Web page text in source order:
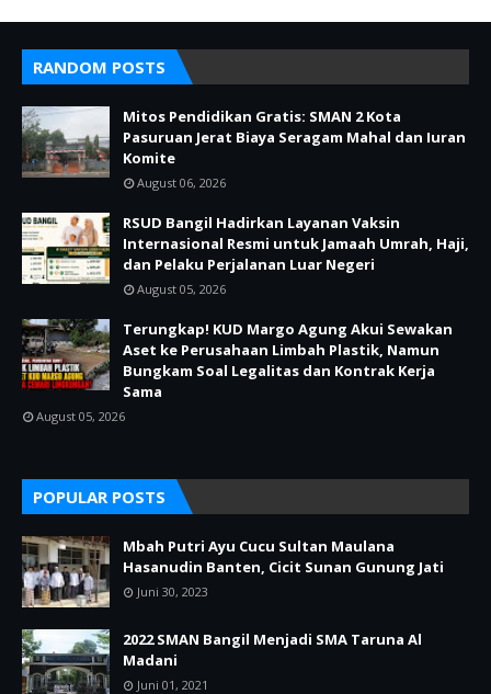
RANDOM POSTS
Mitos Pendidikan Gratis: SMAN 2 Kota
Pasuruan Jerat Biaya Seragam Mahal dan Iuran
Komite
August 06, 2026
RSUD Bangil Hadirkan Layanan Vaksin
Internasional Resmi untuk Jamaah Umrah, Haji,
dan Pelaku Perjalanan Luar Negeri
August 05, 2026
Terungkap! KUD Margo Agung Akui Sewakan
Aset ke Perusahaan Limbah Plastik, Namun
Bungkam Soal Legalitas dan Kontrak Kerja
Sama
August 05, 2026
POPULAR POSTS
Mbah Putri Ayu Cucu Sultan Maulana
Hasanudin Banten, Cicit Sunan Gunung Jati
Juni 30, 2023
2022 SMAN Bangil Menjadi SMA Taruna Al
Madani
Juni 01, 2021